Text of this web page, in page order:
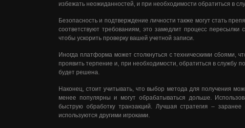
избежать неожиданностей, и при необходимости обратиться в
Безопасность и подтверждение личности также могут стать
соответствуют требованиям, это замедлит процесс
чтобы ускорить проверку вашей учетной записи.
Иногда платформа может столкнуться с техническими сбоями,
проявить терпение и, при необходимости, обратиться в службу
будет решена.
Наконец, стоит учитывать, что выбор метода для получения
менее популярны и могут обрабатываться дольше.
быструю обработку транзакций. Лучшая стратегия –
используются другими игроками.